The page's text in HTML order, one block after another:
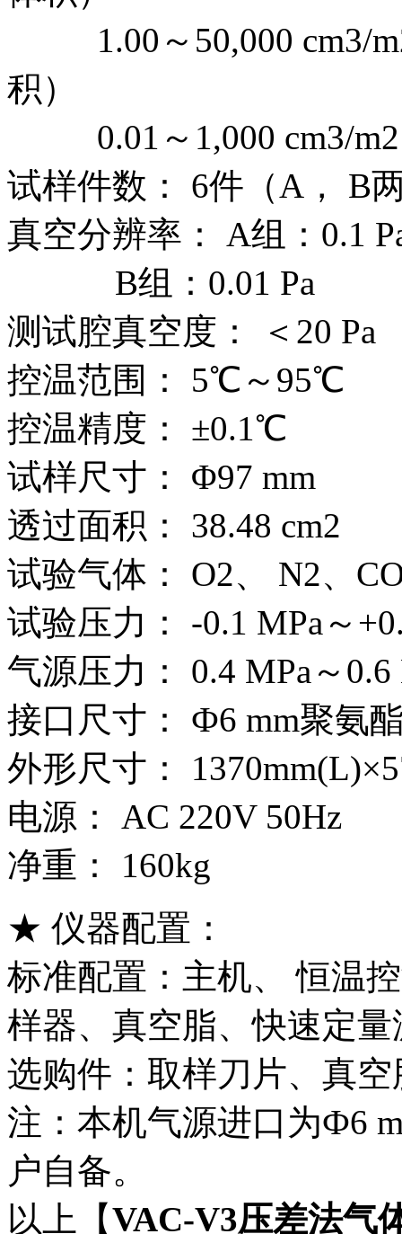
1.00～50,000 cm3/
积）
0.01～1,000 cm3/
试样件数： 6件（A， B
真空分辨率： A组：0.1
B组：0.01 Pa
测试腔真空度： ＜20 Pa
控温范围： 5℃～95℃
控温精度： ±0.1℃
试样尺寸： Φ97 mm
透过面积： 38.48 cm2
试验气体： O2、 N2、
试验压力： -0.1 MPa～
气源压力： 0.4 MPa～0.6
接口尺寸： Ф6 mm聚氨
外形尺寸：
电源： AC 220V 50Hz
净重： 160kg
★ 仪器配置：
标准配置：主机、 恒温
样器、真空脂、快速定
选购件：取样刀片、真
注：本机气源进口为Ф6
户自备。
以上【VAC-V3压差法气